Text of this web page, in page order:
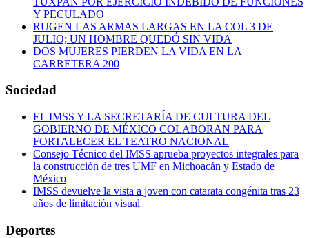
Y PECULADO
RUGEN LAS ARMAS LARGAS EN LA COL 3 DE
JULIO; UN HOMBRE QUEDÓ SIN VIDA
DOS MUJERES PIERDEN LA VIDA EN LA
CARRETERA 200
Sociedad
EL IMSS Y LA SECRETARÍA DE CULTURA DEL
GOBIERNO DE MÉXICO COLABORAN PARA
FORTALECER EL TEATRO NACIONAL
Consejo Técnico del IMSS aprueba proyectos integrales para
la construcción de tres UMF en Michoacán y Estado de
México
IMSS devuelve la vista a joven con catarata congénita tras 23
años de limitación visual
Deportes